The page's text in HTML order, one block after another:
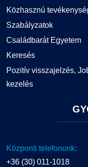
Közhasznú
Szabályzatok
Családbarát Egyetem
Keresés
Pozitív visszajelzés,
kezelés
Központi telefonunk:
+36 (30) 011-1018